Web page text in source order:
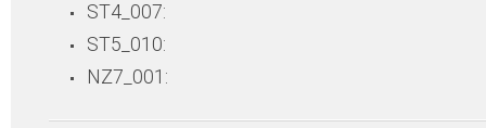
ST4_007:
ST5_010:
NZ7_001: